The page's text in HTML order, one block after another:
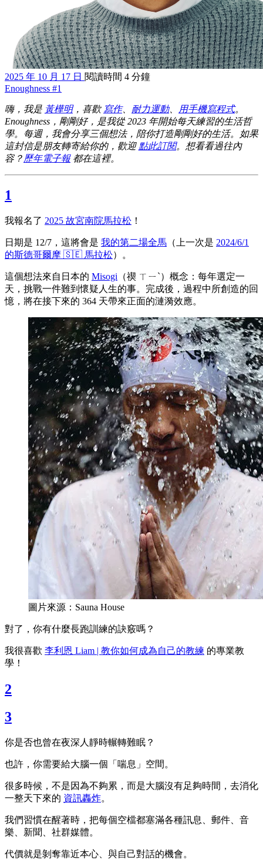
2025 年 10 月 17 日 閱讀時間 4 分鐘
Enoughness #1
嗨，我是 黃樺明，喜歡 寫作、 耐力運動、 用手機寫程式。
Enoughness，剛剛好，是我從 2023 年開始每天練習的生活哲
學。每週，我會分享三個想法，陪你打造剛剛好的生活。如果
這封信是朋友轉寄給你的，歡迎 點此訂閱。想看看過往內
容？ 歷年電子報都在這裡。
1
我報名了 2025 故宮南院馬拉松 ！
日期是 12/7，這將會是 我的第二場全馬 （上一次是 2024/6/1
的斯德哥爾摩 🇸🇪 馬拉松）。
這個想法來自日本的 Misogi （禊 ㄒㄧˋ）概念：每年選定一
天，挑戰一件難到懷疑人生的事。完成後，過程中所創造的回
憶，將在接下來的 364 天帶來正面的漣漪效應。
圖片來源：Sauna House
對了，你有什麼長跑訓練的訣竅嗎？
我很喜歡 李利恩 Liam | 教你如何成為自己的教練 的專業教
學！
2
3
你是否也曾在夜深人靜時輾轉難眠？
也許，你需要給大腦一個「喘息」空間。
很多時候，不是因為不夠累，而是大腦沒有足夠時間，去消化
一整天下來的 資訊轟炸。
我們習慣在醒著時，把每個空檔都塞滿各種訊息、郵件、音
樂、新聞、社群媒體。
代價就是剝奪靠近本心、與自己對話的機會。